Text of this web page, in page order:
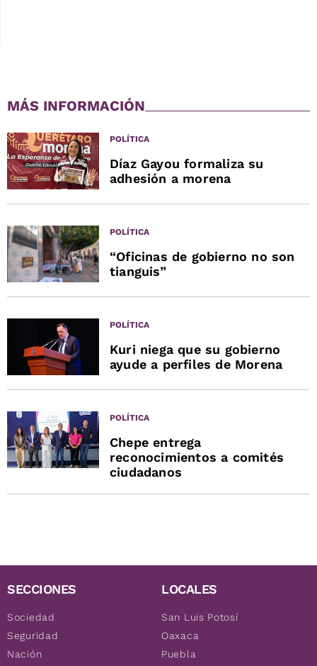
MÁS INFORMACIÓN
POLÍTICA
Díaz Gayou formaliza su
adhesión a morena
POLÍTICA
“Oficinas de gobierno no son
tianguis”
POLÍTICA
Kuri niega que su gobierno
ayude a perfiles de Morena
POLÍTICA
Chepe entrega
reconocimientos a comités
ciudadanos
SECCIONES
Sociedad
Seguridad
Nación
LOCALES
San Luis Potosí
Oaxaca
Puebla